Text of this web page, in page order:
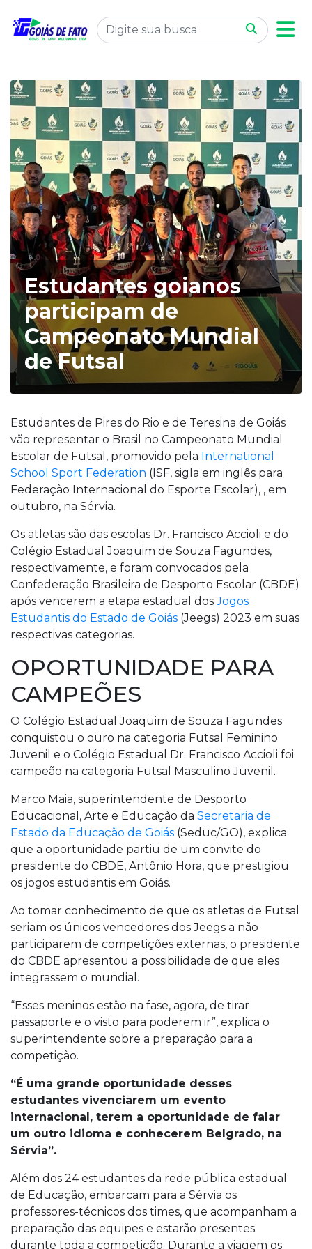
Estudantes goianos
participam de
Campeonato Mundial
de Futsal
Estudantes de Pires do Rio e de Teresina de Goiás
vão representar o Brasil no Campeonato Mundial
Escolar de Futsal, promovido pela International
School Sport Federation (ISF, sigla em inglês para
Federação Internacional do Esporte Escolar), , em
outubro, na Sérvia.
Os atletas são das escolas Dr. Francisco Accioli e do
Colégio Estadual Joaquim de Souza Fagundes,
respectivamente, e foram convocados pela
Confederação Brasileira de Desporto Escolar (CBDE)
após vencerem a etapa estadual dosJogos
Estudantis do Estado de Goiás (Jeegs) 2023 em suas
respectivas categorias.
OPORTUNIDADE PARA
CAMPEÕES
O Colégio Estadual Joaquim de Souza Fagundes
conquistou o ouro na categoria Futsal Feminino
Juvenil e o Colégio Estadual Dr. Francisco Accioli foi
campeão na categoria Futsal Masculino Juvenil.
Marco Maia, superintendente de Desporto
Educacional, Arte e Educação da Secretaria de
Estado da Educação de Goiás (Seduc/GO), explica
que a oportunidade partiu de um convite do
presidente do CBDE, Antônio Hora, que prestigiou
os jogos estudantis em Goiás.
Ao tomar conhecimento de que os atletas de Futsal
seriam os únicos vencedores dos Jeegs a não
participarem de competições externas, o presidente
do CBDE apresentou a possibilidade de que eles
integrassem o mundial.
“Esses meninos estão na fase, agora, de tirar
passaporte e o visto para poderem ir”, explica o
superintendente sobre a preparação para a
competição.
“É uma grande oportunidade desses
estudantes vivenciarem um evento
internacional, terem a oportunidade de falar
um outro idioma e conhecerem Belgrado, na
Sérvia”.
Além dos 24 estudantes da rede pública estadual
de Educação, embarcam para a Sérvia os
professores-técnicos dos times, que acompanham a
preparação das equipes e estarão presentes
durante toda a competição. Durante a viagem os